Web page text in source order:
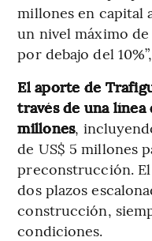
millones en capital
un nivel máximo
por debajo del
El aporte de
través de una
millones,
de US$ 5 millones
preconstrucción.
dos plazos
construcción,
condiciones.